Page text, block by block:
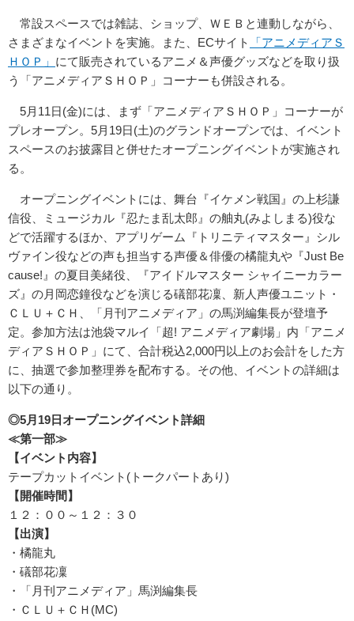
常設スペースでは雑誌、ショップ、ＷＥＢと連動しながら、
さまざまなイベントを実施。また、ECサイト
「アニメディアＳ
ＨＯＰ」 にて販売されているアニメ＆声優グッズなどを取り扱
う「アニメディアＳＨＯＰ」コーナーも併設される。
5月11日(金)には、まず「アニメディアＳＨＯＰ」コーナーが
プレオープン。5月19日(土)のグランドオープンでは、イベント
スペースのお披露目と併せたオープニングイベントが実施され
る。
オープニングイベントには、舞台『イケメン戦国』の上杉謙
信役、ミュージカル『忍たま乱太郎』の舳丸(みよしまる)役な
どで活躍するほか、アプリゲーム『トリニティマスター』シル
ヴァイン役などの声も担当する声優＆俳優の橘龍丸や『Just Be
cause!』の夏目美緒役、『アイドルマスター シャイニーカラー
ズ』の月岡恋鐘役などを演じる礒部花凜、新人声優ユニット・
ＣＬＵ＋ＣＨ、「月刊アニメディア」の馬渕編集長が登壇予
定。参加方法は池袋マルイ「超! アニメディア劇場」内「アニメ
ディアＳＨＯＰ」にて、合計税込2,000円以上のお会計をした方
に、抽選で参加整理券を配布する。その他、イベントの詳細は
以下の通り。
◎5月 19 日オープニングイベント詳細
≪第一部≫
【イベント内容】
テープカットイベント(トークパートあり)
【開催時間】
１２：００～１２：３０
【出演】
・橘龍丸
・礒部花凜
・「月刊アニメディア」馬渕編集長
・ＣＬＵ＋ＣＨ(MC)